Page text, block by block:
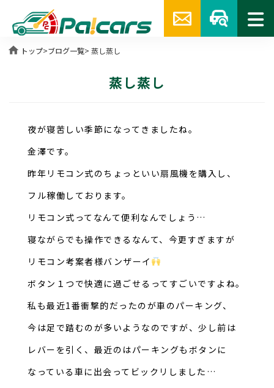
home トップ>ブログ一覧> 蒸し蒸し
蒸し蒸し
夜が寝苦しい季節になってきましたね。
金澤です。
昨年リモコン式のちょっといい扇風機を購入し、
フル稼働しております。
リモコン式ってなんて便利なんでしょう…
寝ながらでも操作できるなんて、今更すぎますが
リモコン考案者様バンザーイ
ボタン１つで快適に過ごせるってすごいですよね。
私も最近1番衝撃的だったのが車のパーキング、
今は足で踏むのが多いようなのですが、少し前は
レバーを引く、最近のはパーキングもボタンに
なっている車に出会ってビックリしました…